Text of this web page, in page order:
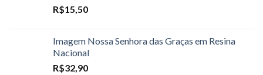
R$15,50
Imagem Nossa Senhora das Graças em Resina
Nacional
R$32,90